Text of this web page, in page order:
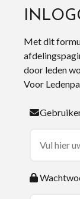
Met dit
door leden
Voor